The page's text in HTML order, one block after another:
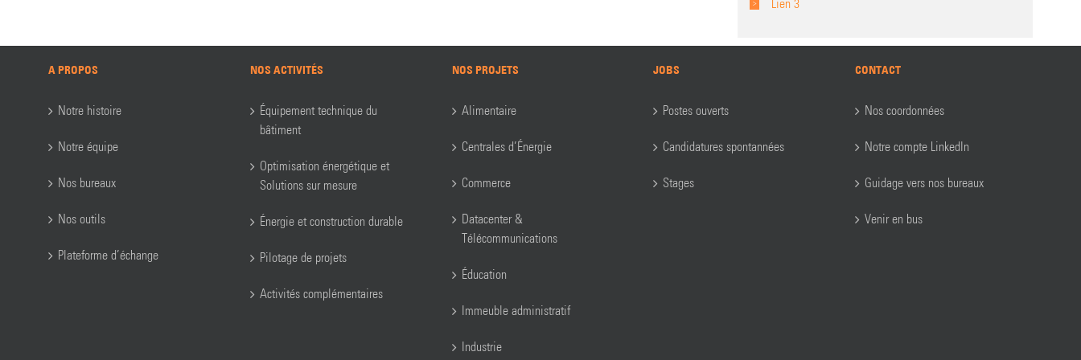
Lien 3
A PROPOS
Notre histoire
Notre équipe
Nos bureaux
Nos outils
Plateforme d’échange
NOS ACTIVITÉS
Équipement technique du
bâtiment
Optimisation énergétique et
Solutions sur mesure
Énergie et construction durable
Pilotage de projets
Activités complémentaires
NOS PROJETS
Alimentaire
Centrales d’Énergie
Commerce
Datacenter &
Télécommunications
Éducation
Immeuble administratif
Industrie
JOBS
Postes ouverts
Candidatures spontannées
Stages
CONTACT
Nos coordonnées
Notre compte LinkedIn
Guidage vers nos bureaux
Venir en bus